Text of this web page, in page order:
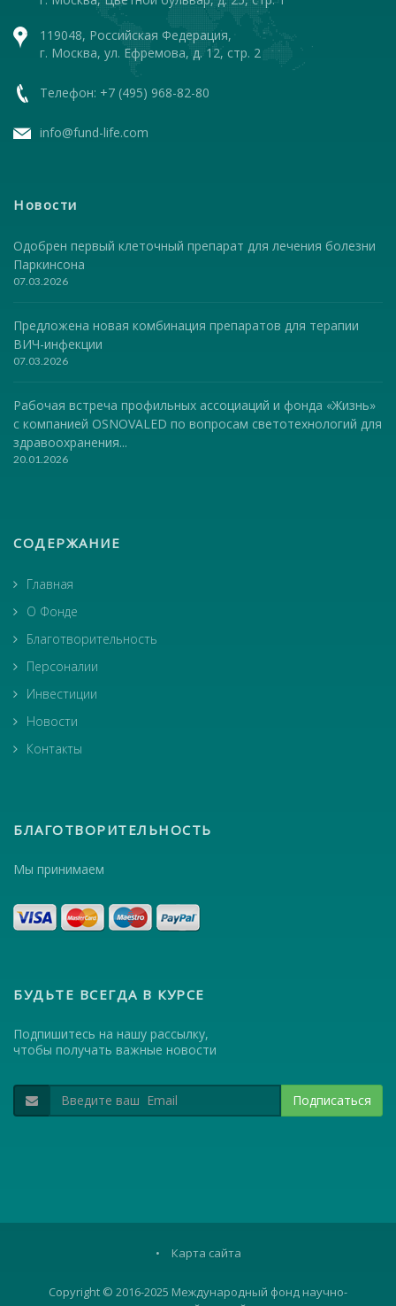
119048, Российская Федерация,
г. Москва, ул. Ефремова, д. 12, стр. 2
Телефон: +7 (495) 968-82-80
info@fund-life.com
Новости
Одобрен первый клеточный препарат для лечения болезни
Паркинсона
07.03.2026
Предложена новая комбинация препаратов для терапии
ВИЧ-инфекции
07.03.2026
Рабочая встреча профильных ассоциаций и фонда «Жизнь»
с компанией OSNOVALED по вопросам светотехнологий для
здравоохранения...
20.01.2026
СОДЕРЖАНИЕ
Главная
О Фонде
Благотворительность
Персоналии
Инвестиции
Новости
Контакты
БЛАГОТВОРИТЕЛЬНОСТЬ
Мы принимаем
БУДЬТЕ ВСЕГДА В КУРСЕ
Подпишитесь на нашу рассылку,
чтобы получать важные новости
Подписаться
• Карта сайта
Copyright © 2016-2025 Международный фонд научно-